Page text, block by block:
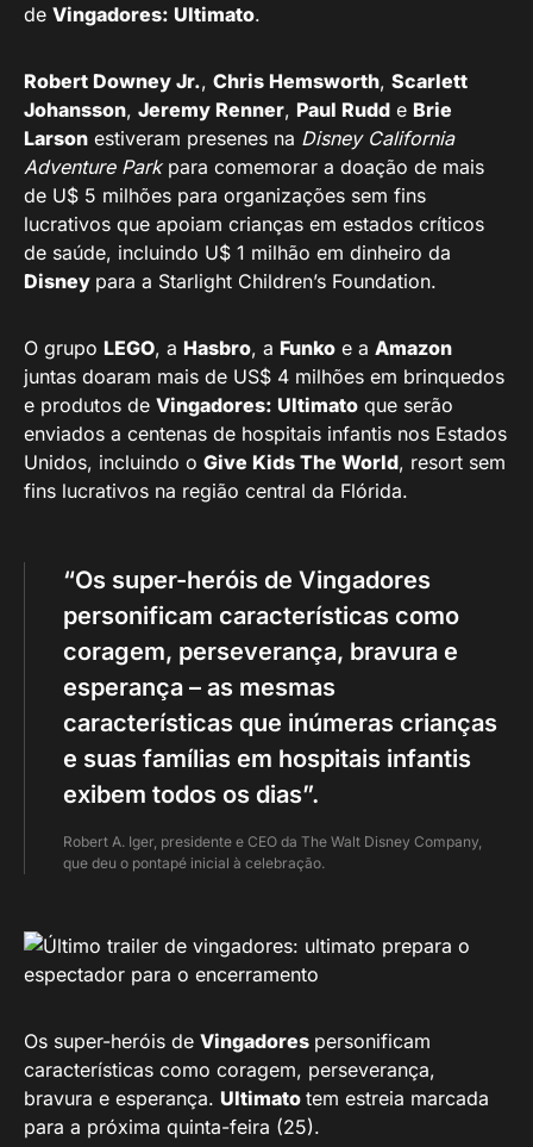
de Vingadores: Ultimato.
Robert Downey Jr., Chris Hemsworth, Scarlett
Johansson, Jeremy Renner, Paul Rudd e Brie
Larson estiveram presenes na Disney California
Adventure Parkpara comemorar a doação de mais
de U$ 5 milhões para organizações sem fins
lucrativos que apoiam crianças em estados críticos
de saúde, incluindo U$ 1 milhão em dinheiro da
Disney para a Starlight Children’s Foundation.
O grupo LEGO, a Hasbro, a Funko e a Amazon
juntas doaram mais de US$ 4 milhões em brinquedos
e produtos de Vingadores: Ultimato que serão
enviados a centenas de hospitais infantis nos Estados
Unidos, incluindo o Give Kids The World, resort sem
fins lucrativos na região central da Flórida.
“Os super-heróis de Vingadores
personificam características como
coragem, perseverança, bravura e
esperança – as mesmas
características que inúmeras crianças
e suas famílias em hospitais infantis
exibem todos os dias”.
Robert A. Iger, presidente e CEO da The Walt Disney Company,
que deu o pontapé inicial à celebração.
Os super-heróis de Vingadores personificam
características como coragem, perseverança,
bravura e esperança. Ultimato tem estreia marcada
para a próxima quinta-feira (25).